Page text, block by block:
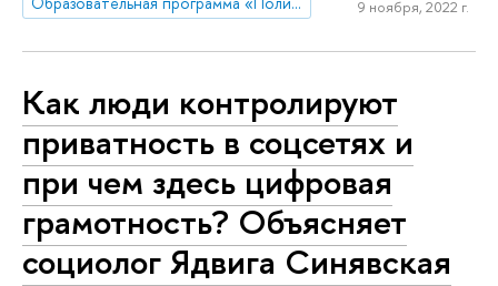
9 ноября, 2022 г.
Как люди контролируют
приватность в соцсетях и
при чем здесь цифровая
грамотность? Объясняет
социолог Ядвига Синявская